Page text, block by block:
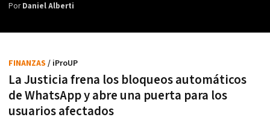
PorDaniel Alberti
La Justicia frena los bloqueos automáticos
de WhatsApp y abre una puerta para los
usuarios afectados
FINANZAS / iProUP